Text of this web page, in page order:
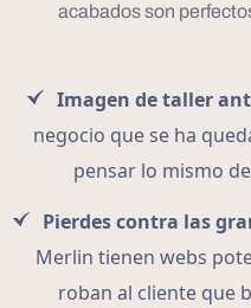
acabados son
Imagen de taller
negocio que se ha
pensar lo mismo
Pierdes contra las
Merlin tienen webs
roban al cliente que